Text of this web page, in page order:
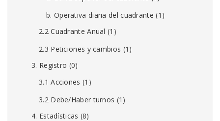
b. Operativa diaria del cuadrante (1)
2.2 Cuadrante Anual (1)
2.3 Peticiones y cambios (1)
3. Registro (0)
3.1 Acciones (1)
3.2 Debe/Haber turnos (1)
4. Estadísticas (8)